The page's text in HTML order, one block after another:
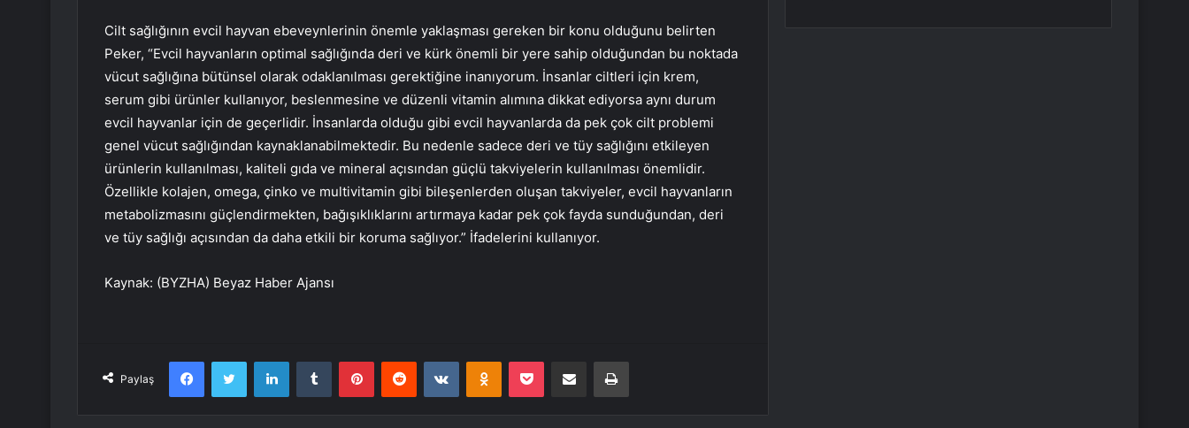
Cilt sağlığının evcil hayvan ebeveynlerinin önemle yaklaşması gereken bir konu olduğunu belirten
Peker, “Evcil hayvanların optimal sağlığında deri ve kürk önemli bir yere sahip olduğundan bu noktada
vücut sağlığına bütünsel olarak odaklanılması gerektiğine inanıyorum. İnsanlar ciltleri için krem,
serum gibi ürünler kullanıyor, beslenmesine ve düzenli vitamin alımına dikkat ediyorsa aynı durum
evcil hayvanlar için de geçerlidir. İnsanlarda olduğu gibi evcil hayvanlarda da pek çok cilt problemi
genel vücut sağlığından kaynaklanabilmektedir. Bu nedenle sadece deri ve tüy sağlığını etkileyen
ürünlerin kullanılması, kaliteli gıda ve mineral açısından güçlü takviyelerin kullanılması önemlidir.
Özellikle kolajen, omega, çinko ve multivitamin gibi bileşenlerden oluşan takviyeler, evcil hayvanların
metabolizmasını güçlendirmekten, bağışıklıklarını artırmaya kadar pek çok fayda sunduğundan, deri
ve tüy sağlığı açısından da daha etkili bir koruma sağlıyor.” İfadelerini kullanıyor.
Kaynak: (BYZHA) Beyaz Haber Ajansı
Paylaş
FacebookTwitter LinkedInTumblr PinterestReddit VKontakteOdnoklassniki
Pocket E-Posta ile paylaş Yazdır